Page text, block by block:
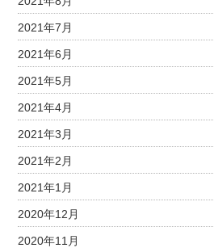
2021年7月
2021年6月
2021年5月
2021年4月
2021年3月
2021年2月
2021年1月
2020年12月
2020年11月